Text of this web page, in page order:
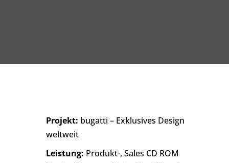
Projekt: bugatti – Exklusives Design
weltweit
Leistung: Produkt-, Sales CD ROM